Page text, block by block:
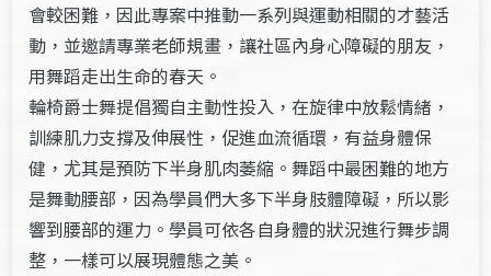
會較困難，因此專案中推動一系列與運動相關的才藝活
動，並邀請專業老師規畫，讓社區內身心障礙的朋友，
用舞蹈走出生命的春天。
輪椅爵士舞提倡獨自主動性投入，在旋律中放鬆情緒，
訓練肌力支撐及伸展性，促進血流循環，有益身體保
健，尤其是預防下半身肌肉萎縮。舞蹈中最困難的地方
是舞動腰部，因為學員們大多下半身肢體障礙，所以影
響到腰部的運力。學員可依各自身體的狀況進行舞步調
整，一樣可以展現體態之美。